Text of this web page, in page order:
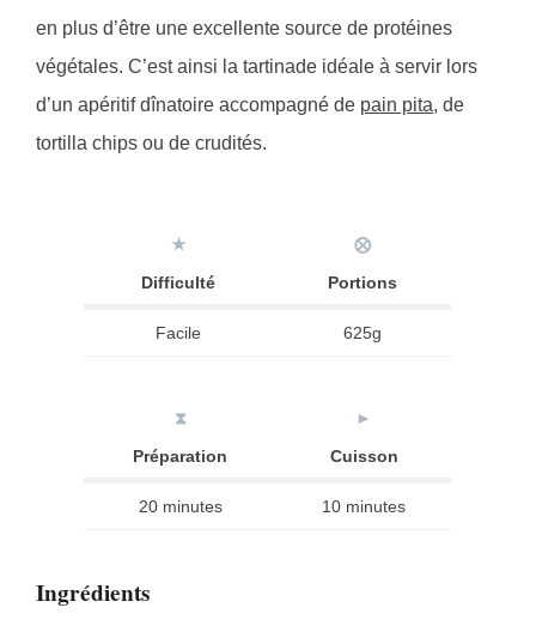
en plus d’être une excellente source de protéines
végétales. C’est ainsi la tartinade idéale à servir lors
d’un apéritif dînatoire accompagné de pain pita, de
tortilla chips ou de crudités.
★
Difficulté
⨂
Portions
Facile 625g
⧗
Préparation
►
Cuisson
20 minutes 10 minutes
Ingrédients